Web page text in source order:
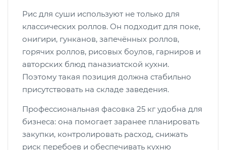
Рис для суши используют не только для
классических роллов. Он подходит для поке,
онигири, гунканов, запечённых роллов,
горячих роллов, рисовых боулов, гарниров и
авторских блюд паназиатской кухни.
Поэтому такая позиция должна стабильно
присутствовать на складе заведения.
Профессиональная фасовка 25 кг удобна для
бизнеса: она помогает заранее планировать
закупки, контролировать расход, снижать
риск перебоев и обеспечивать кухню